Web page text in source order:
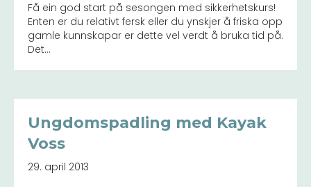
Få ein god start på sesongen med sikkerhetskurs!
Enten er du relativt fersk eller du ynskjer å friska opp
gamle kunnskapar er dette vel verdt å bruka tid på.
Det…
Ungdomspadling med Kayak
Voss
29. april 2013